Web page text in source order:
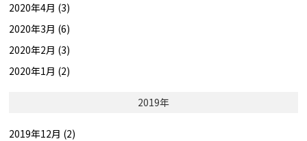
2020年4月 (3)
2020年3月 (6)
2020年2月 (3)
2020年1月 (2)
2019年
2019年12月 (2)